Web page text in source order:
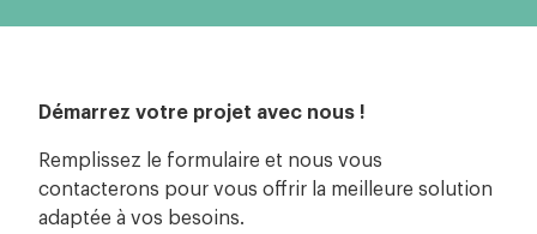
Démarrez votre projet avec nous !
Remplissez le formulaire et nous vous
contacterons pour vous offrir la meilleure solution
adaptée à vos besoins.